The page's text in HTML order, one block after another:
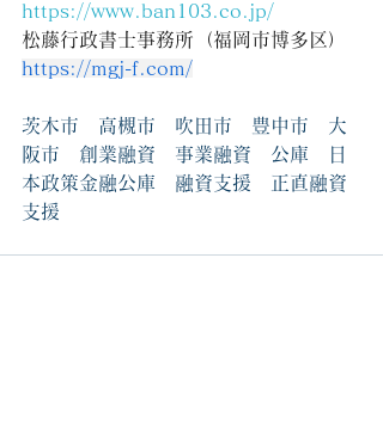
https://www.ban103.co.jp/
松藤行政書士事務所（福岡市博多区）
https://mgj-f.com/
茨木市　高槻市　吹田市　豊中市　大
阪市　創業融資　事業融資　公庫　日
本政策金融公庫　融資支援　正直融資
支援